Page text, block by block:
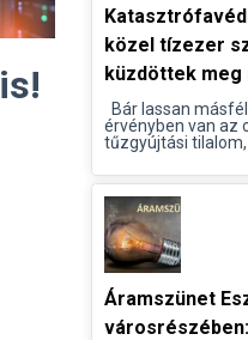
közel tízezer
küzdöttek meg
Bár lassan
érvényben van az
tűzgyújtási tilalom,
Áramszünet